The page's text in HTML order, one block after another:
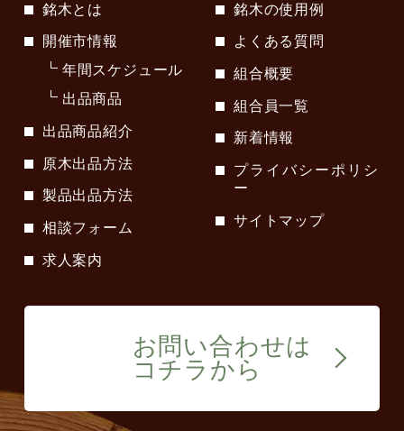
銘木とは
開催市情報
年間スケジュール
出品商品
出品商品紹介
原木出品方法
製品出品方法
相談フォーム
求人案内
銘木の使用例
よくある質問
組合概要
組合員一覧
新着情報
プライバシーポリシ
ー
サイトマップ
お問い合わせは
コチラから